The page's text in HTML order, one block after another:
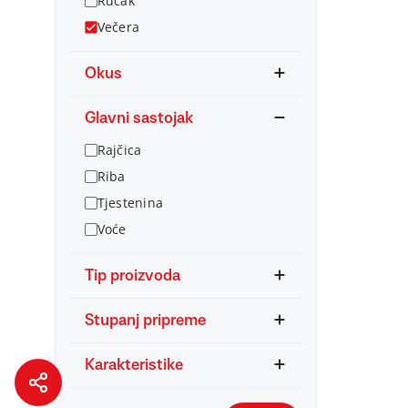
Večera
Okus
Glavni sastojak
Rajčica
Riba
Tjestenina
Voće
Tip proizvoda
Stupanj pripreme
Karakteristike